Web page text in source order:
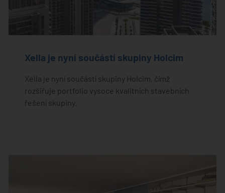
Xella je nyní součástí skupiny Holcim
Xella je nyní součástí skupiny Holcim, čímž
rozšiřuje portfolio vysoce kvalitních stavebních
řešení skupiny.